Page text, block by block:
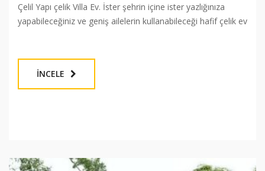
Çelil Yapı çelik Villa Ev. İster şehrin içine ister yazlığınıza
yapabileceğiniz ve geniş ailelerin kullanabileceği hafif çelik ev
İNCELE